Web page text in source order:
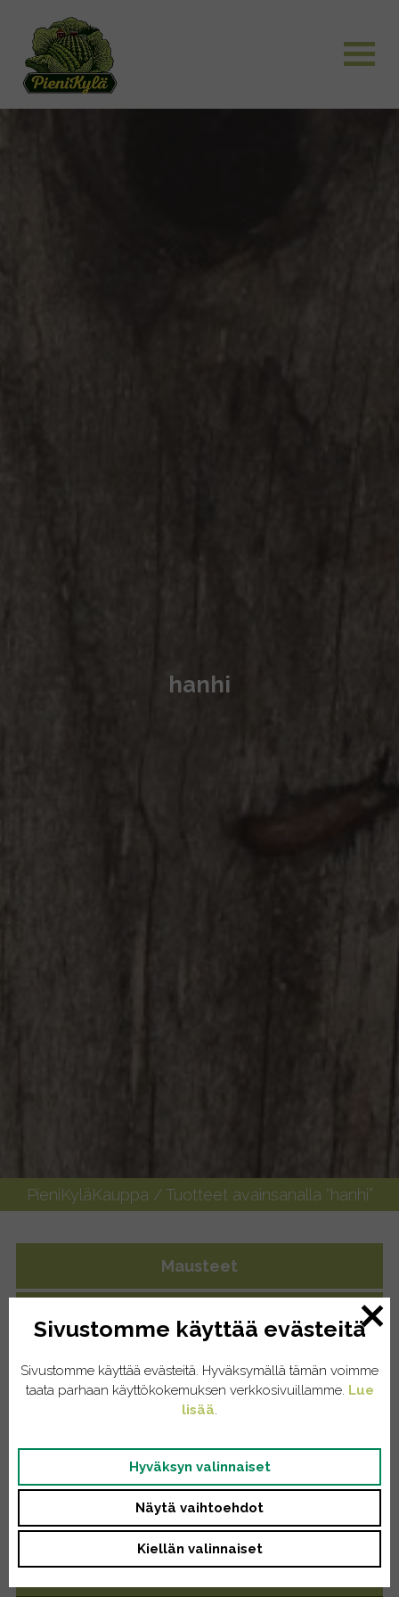
hanhi
PieniKyläKauppa / Tuotteet avainsanalla “hanhi”
Mausteet
Eläintenruoat
Kissat
Koirat
Kodinhoito
Pyykinpesu
Sivustomme käyttää evästeitä
Sivustomme käyttää evästeitä. Hyväksymällä tämän voimme
taata parhaan käyttökokemuksen verkkosivuillamme. Lue
lisää.
Hyväksyn valinnaiset
Näytä vaihtoehdot
Kiellän valinnaiset